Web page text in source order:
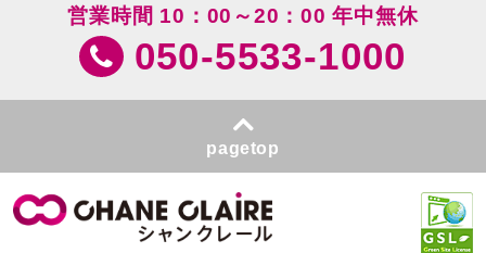
営業時間 10：00～20：00 年中無休
050-5533-1000
pagetop